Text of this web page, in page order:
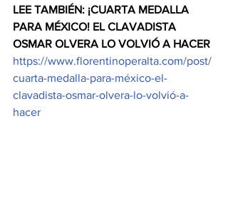
LEE TAMBIÉN: ¡CUARTA MEDALLA
PARA MÉXICO! EL CLAVADISTA
OSMAR OLVERA LO VOLVIÓ A HACER
https://www.florentinoperalta.com/post/
cuarta-medalla-para-méxico-el-
clavadista-osmar-olvera-lo-volvió-a-
hacer